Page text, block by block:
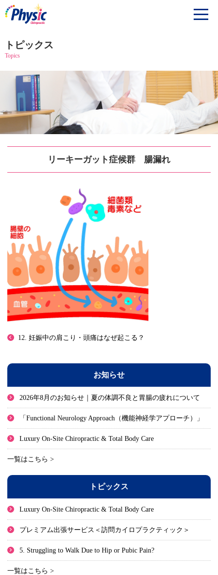
トピックス
Topics
リーキーガット症候群 腸漏れ
12. 妊娠中の肩こり・頭痛はなぜ起こる？
お知らせ
2026年8月のお知らせ｜夏の体調不良と胃腸の疲れについて
「Functional Neurology Approach（機能神経学アプローチ）」
Luxury On-Site Chiropractic & Total Body Care
一覧はこちら >
トピックス
Luxury On-Site Chiropractic & Total Body Care
プレミアム出張サービス＜訪問カイロプラクティック＞
5. Struggling to Walk Due to Hip or Pubic Pain?
一覧はこちら >